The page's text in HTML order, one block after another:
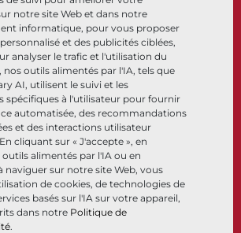
notre site Web et dans notre
informatique, pour vous proposer
et des publicités ciblées,
analyser le trafic et l'utilisation du
nos outils alimentés par l'IA, tels que
AI, utilisent le suivi et les
spécifiques à l'utilisateur pour fournir
automatisée, des recommandations
et des interactions utilisateur
cliquant sur « J'accepte », en
alimentés par l'IA ou en
naviguer sur notre site Web, vous
de cookies, de technologies de
basés sur l'IA sur votre appareil,
dans notre Politique de
.
durable
Ressources
Documents
Centre de connaissance
Logiciels
Sélection de matériaux
LinkedIn
International. Tous droits réservés